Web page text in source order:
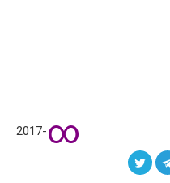
2017-∞